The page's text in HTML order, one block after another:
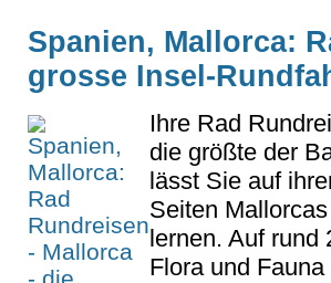
Spanien, Mallorca:
grosse Insel-
Ihre Rad
die größte der
lässt Sie auf
Seiten
lernen. Auf
Flora und